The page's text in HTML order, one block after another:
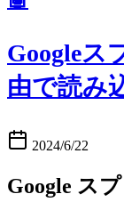
Googleス
由で読み
2024/6/22
Google ス